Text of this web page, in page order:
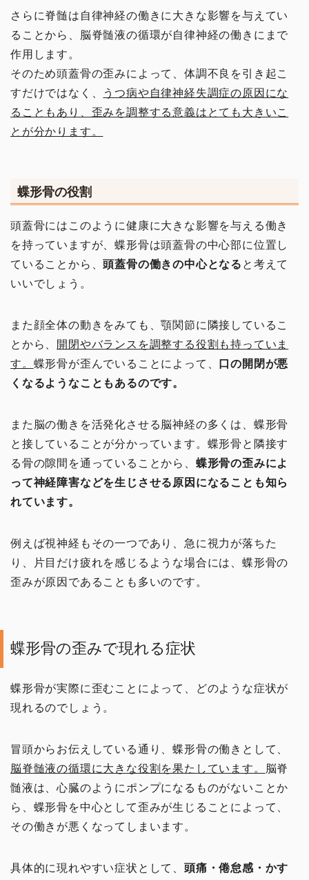
さらに脊髄は自律神経の働きに大きな影響を与えてい
ることから、脳脊髄液の循環が自律神経の働きにまで
作用します。
そのため頭蓋骨の歪みによって、体調不良を引き起こ
すだけではなく、
うつ病や自律神経失調症の原因にな
ることもあり、歪みを調整する意義はとても大きいこ
とが分かります。
蝶形骨の役割
頭蓋骨にはこのように健康に大きな影響を与える働き
を持っていますが、蝶形骨は頭蓋骨の中心部に位置し
ていることから、頭蓋骨の働きの中心となる と考えて
いいでしょう。
また顔全体の動きをみても、顎関節に隣接しているこ
とから、
開閉やバランスを調整する役割も持っていま
す。 蝶形骨が歪んでいることによって、
口の開閉が悪
くなるようなこともあるのです。
また脳の働きを活発化させる脳神経の多くは、蝶形骨
と接していることが分かっています。蝶形骨と隣接す
る骨の隙間を通っていることから、 蝶形骨の歪みによ
って神経障害などを生じさせる原因になることも知ら
れています。
例えば視神経もその一つであり、急に視力が落ちた
り、片目だけ疲れを感じるような場合には、蝶形骨の
歪みが原因であることも多いのです。
蝶形骨の歪みで現れる症状
蝶形骨が実際に歪むことによって、どのような症状が
現れるのでしょう。
冒頭からお伝えしている通り、蝶形骨の働きとして、
脳脊髄液の循環に大きな役割を果たしています。
脳脊
髄液は、心臓のようにポンプになるものがないことか
ら、蝶形骨を中心として歪みが生じることによって、
その働きが悪くなってしまいます。
具体的に現れやすい症状として、 頭痛・倦怠感・かす